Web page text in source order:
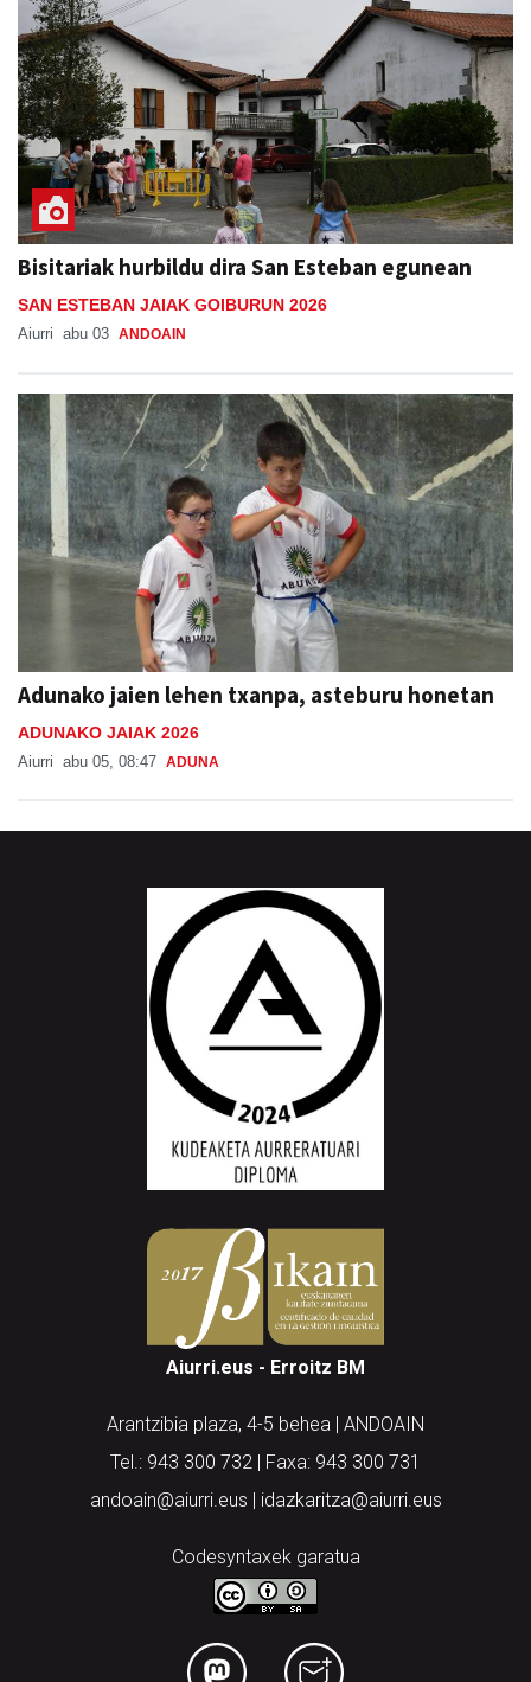
Bisitariak hurbildu dira San Esteban egunean
SAN ESTEBAN JAIAK GOIBURUN 2026
Aiurri abu 03 ANDOAIN
Adunako jaien lehen txanpa, asteburu honetan
ADUNAKO JAIAK 2026
Aiurri abu 05, 08:47 ADUNA
Aiurri.eus - Erroitz BM
Arantzibia plaza, 4-5 behea | ANDOAIN
Tel.: 943 300 732 | Faxa: 943 300 731
andoain@aiurri.eus | idazkaritza@aiurri.eus
Codesyntaxek garatua